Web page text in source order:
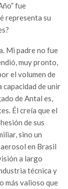
fue
representa su
Mi padre no fue
muy pronto,
el volumen de
de unir
de Antal es,
Él creía que el
de sus
sino un
en Brasil
a largo
técnica y
más valioso que